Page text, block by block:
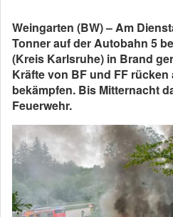
Weingarten (BW) – Am
Tonner auf der Autobahn 5
(Kreis Karlsruhe) in Brand
Kräfte von BF und FF rücken
bekämpfen. Bis Mitternacht
Feuerwehr.